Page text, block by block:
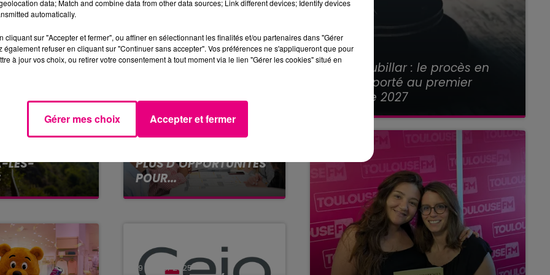
AUCUN
LES-
circulation
Foix à Ax-
(Ariège) ne
avant plusieurs
Réseau...
1er octobre 2025
LE VILLAGE DES
PLUS D’OPPORTUNITÉS
POUR...
Vous êtes en recherche
Recruteurs dont la
prochaine édition se
19 février 2025
21 juillet 2026
Affaire Jubillar : le procès en
appel reporté au premier
semestre 2027
data; Match and combine data from other data sources; Link different devices; Identify devices
automatically.
cliquant sur "Accepter et fermer", ou affiner en sélectionnant les finalités et/ou partenaires dans "Gérer
également refuser en cliquant sur "Continuer sans accepter". Vos préférences ne s'appliqueront que pour
à jour vos choix, ou retirer votre consentement à tout moment via le lien "Gérer les cookies" situé en
Gérer mes choix Accepter et fermer